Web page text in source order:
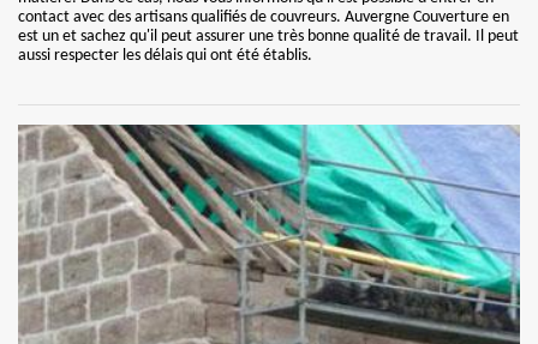
contact avec des artisans qualifiés de couvreurs. Auvergne Couverture en
est un et sachez qu'il peut assurer une très bonne qualité de travail. Il peut
aussi respecter les délais qui ont été établis.